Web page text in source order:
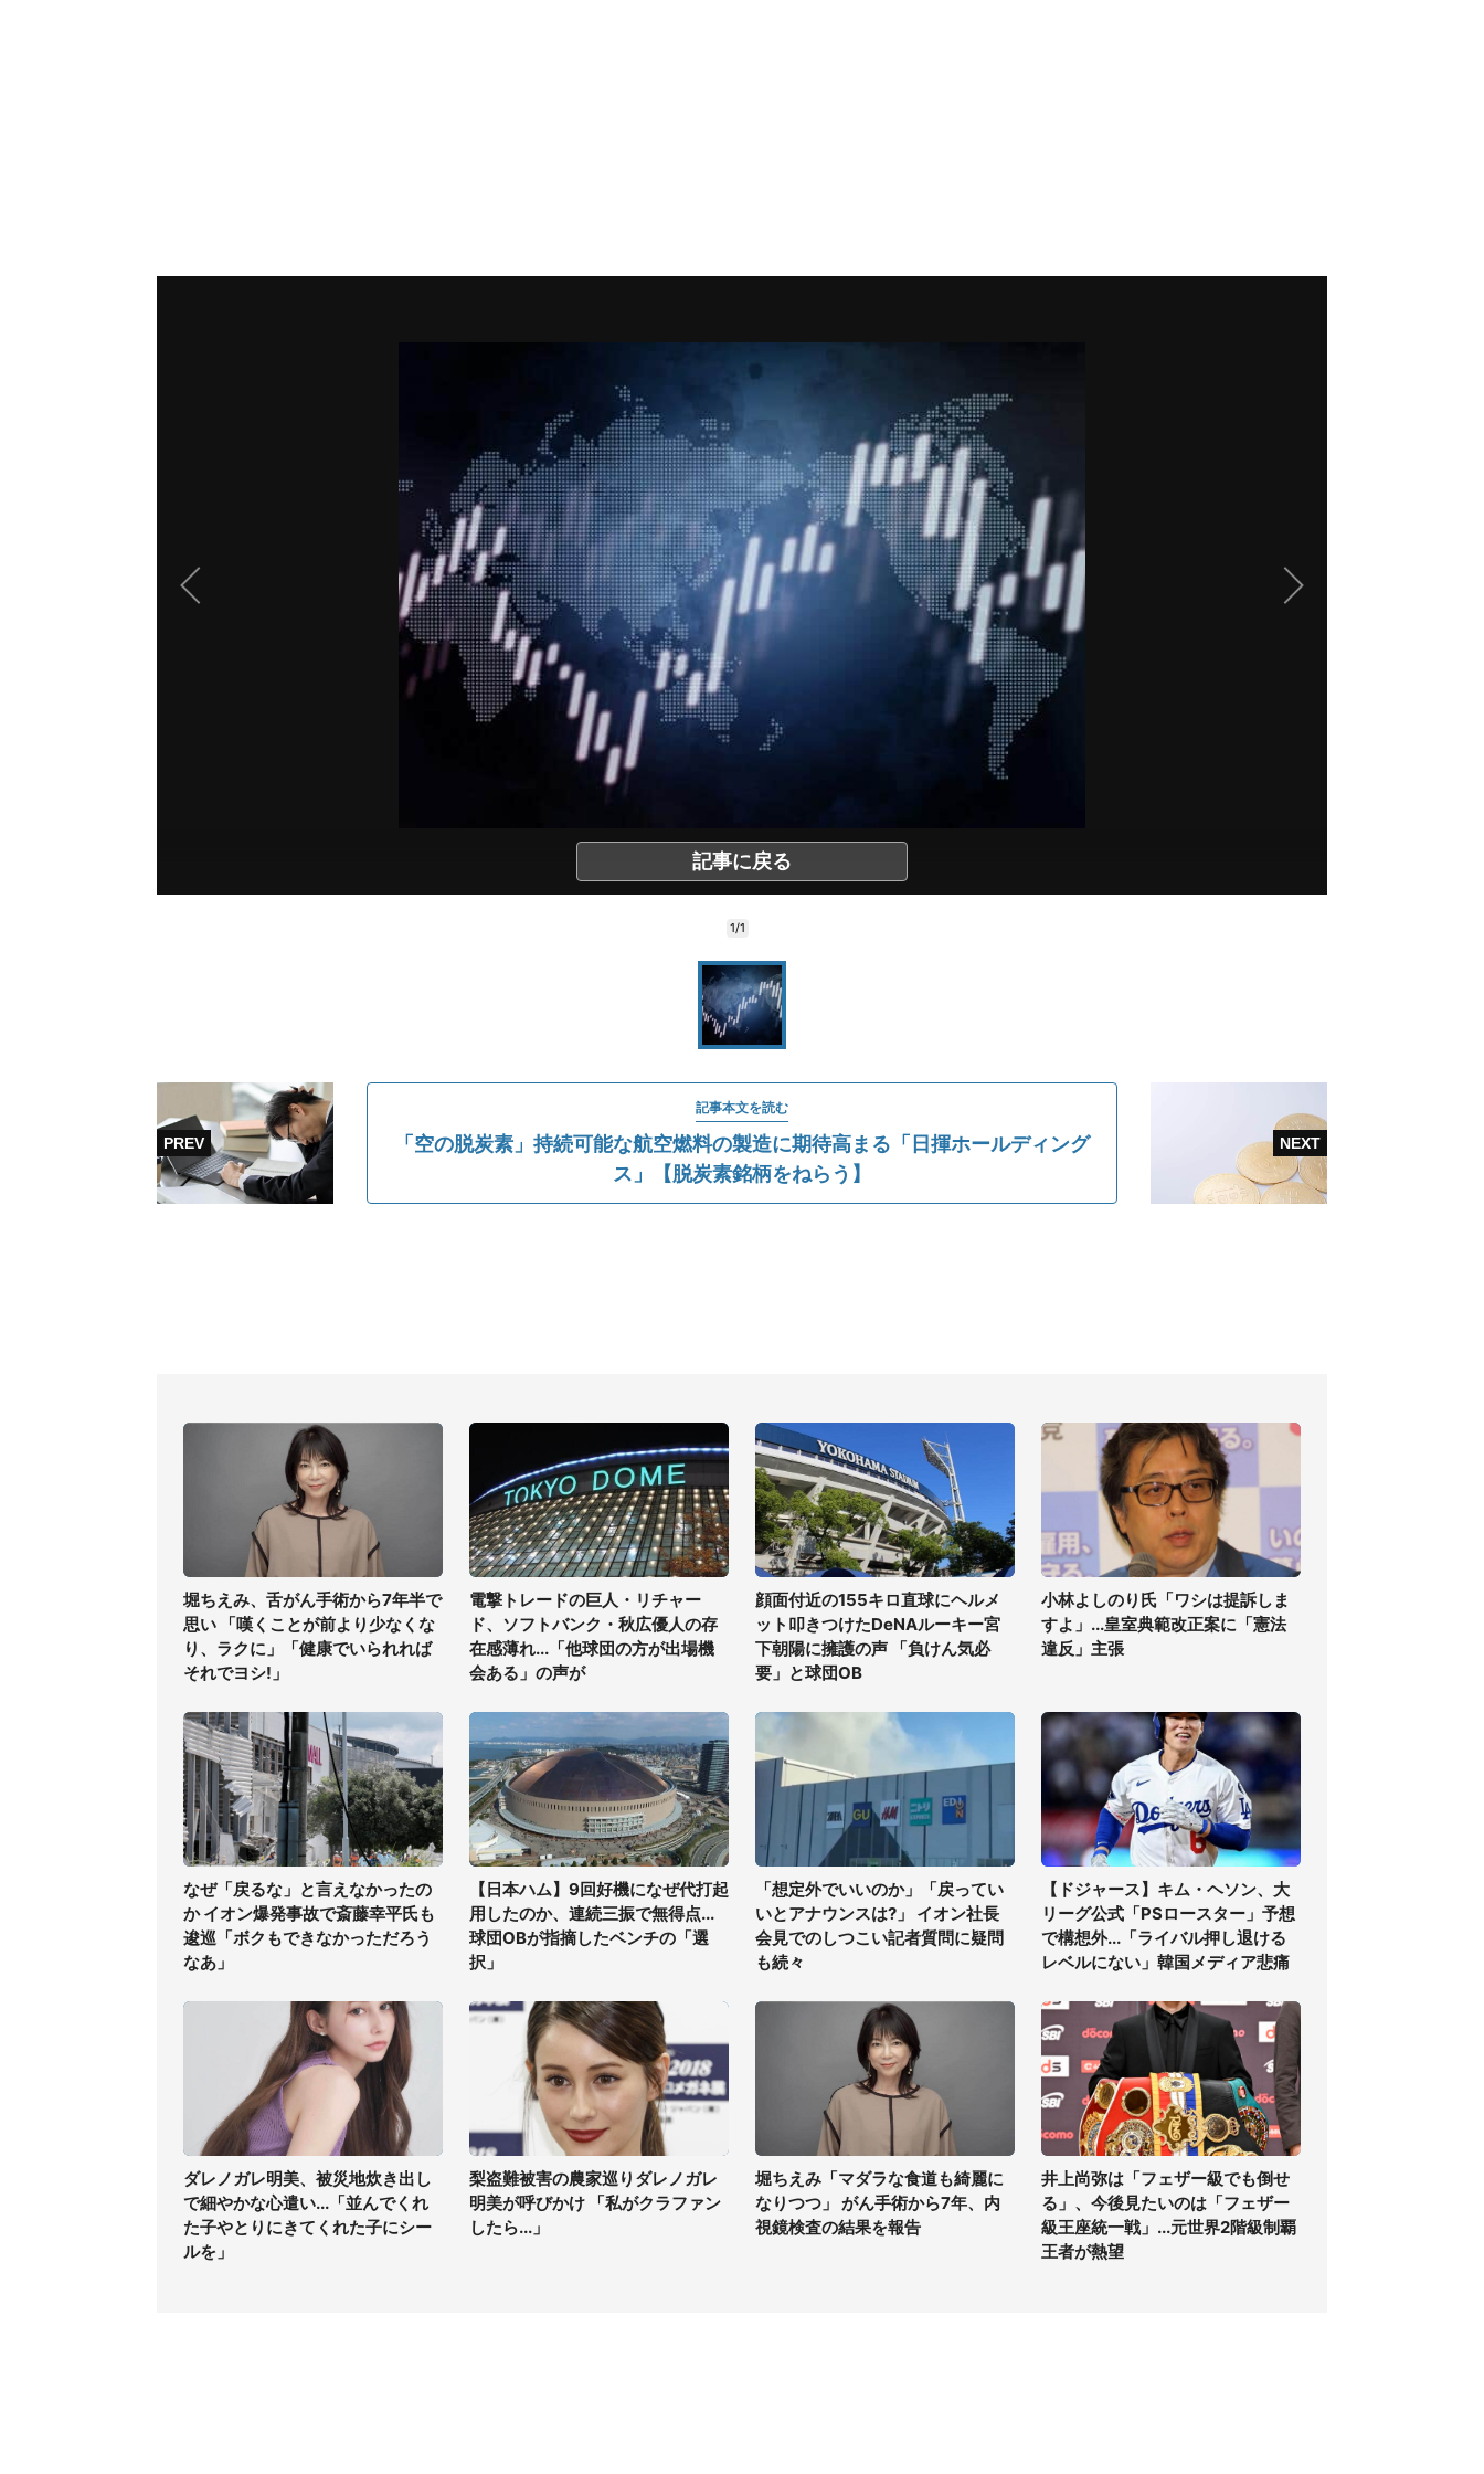
記事に戻る
1/1
記事本文を読む
「空の脱炭素」持続可能な航空燃料の製造に期待高まる「日揮ホールディング
ス」【脱炭素銘柄をねらう】
堀ちえみ、舌がん手術から7年半で
思い 「嘆くことが前より少なくな
り、ラクに」「健康でいられれば
それでヨシ!」
電撃トレードの巨人・リチャー
ド、ソフトバンク・秋広優人の存
在感薄れ...「他球団の方が出場機
会ある」の声が
顔面付近の155キロ直球にヘルメ
ット叩きつけたDeNAルーキー宮
下朝陽に擁護の声 「負けん気必
要」と球団OB
小林よしのり氏「ワシは提訴しま
すよ」...皇室典範改正案に「憲法
違反」主張
なぜ「戻るな」と言えなかったの
か イオン爆発事故で斎藤幸平氏も
逡巡「ボクもできなかっただろう
なあ」
【日本ハム】9回好機になぜ代打起
用したのか、連続三振で無得点...
球団OBが指摘したベンチの「選
択」
「想定外でいいのか」「戻ってい
いとアナウンスは?」 イオン社長
会見でのしつこい記者質問に疑問
も続々
【ドジャース】キム・ヘソン、大
リーグ公式「PSロースター」予想
で構想外...「ライバル押し退ける
レベルにない」韓国メディア悲痛
ダレノガレ明美、被災地炊き出し
で細やかな心遣い...「並んでくれ
た子やとりにきてくれた子にシー
ルを」
梨盗難被害の農家巡りダレノガレ
明美が呼びかけ 「私がクラファン
したら...」
堀ちえみ「マダラな食道も綺麗に
なりつつ」 がん手術から7年、内
視鏡検査の結果を報告
井上尚弥は「フェザー級でも倒せ
る」、今後見たいのは「フェザー
級王座統一戦」...元世界2階級制覇
王者が熱望